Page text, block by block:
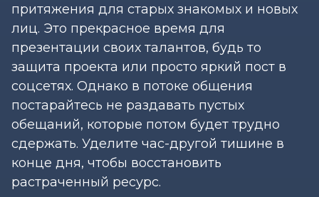
притяжения для старых знакомых и новых
лиц. Это прекрасное время для
презентации своих талантов, будь то
защита проекта или просто яркий пост в
соцсетях. Однако в потоке общения
постарайтесь не раздавать пустых
обещаний, которые потом будет трудно
сдержать. Уделите час-другой тишине в
конце дня, чтобы восстановить
растраченный ресурс.